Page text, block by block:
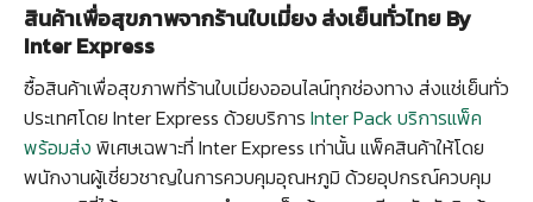
สินค้าเพื่อสุขภาพจากร้านใบเมี่ยง ส่งเย็นทั่วไทย By
Inter Express
ซื้อสินค้าเพื่อสุขภาพที่ร้านใบเมี่ยงออนไลน์ทุกช่องทาง ส่งแช่เย็นทั่ว
ประเทศโดย Inter Express ด้วยบริการ Inter Pack บริการแพ็ค
พร้อมส่ง พิเศษเฉพาะที่ Inter Express เท่านั้น แพ็คสินค้าให้โดย
พนักงานผู้เชี่ยวชาญในการควบคุมอุณหภูมิ ด้วยอุปกรณ์ควบคุม